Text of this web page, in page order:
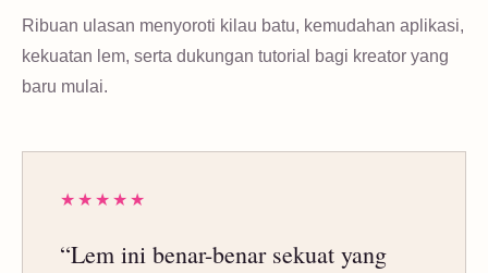
Ribuan ulasan menyoroti kilau batu, kemudahan aplikasi,
kekuatan lem, serta dukungan tutorial bagi kreator yang
baru mulai.
★★★★★
“Lem ini benar-benar sekuat yang